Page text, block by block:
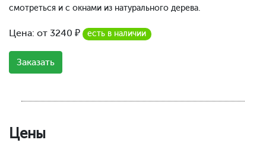
смотреться и с окнами из натурального дерева.
Цена: от 3240 ₽ есть в наличии
Заказать
Цены